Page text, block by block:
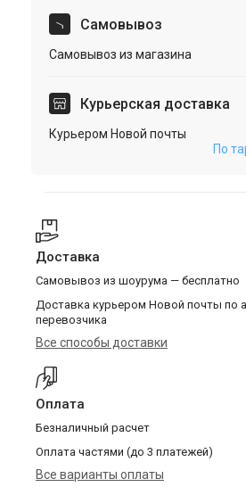
Cамовывоз
Самовывоз из магазина
Курьерская доставка
Курьером Новой почты
По
Доставка
Самовывоз из шоурума — бесплатно
Доставка курьером Новой почты по
перевозчика
Все способы доставки
Оплата
Безналичный расчет
Оплата частями (до 3 платежей)
Все варианты оплаты